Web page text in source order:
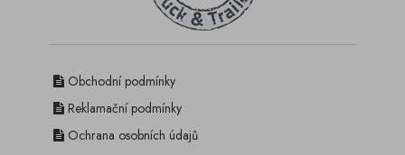
Obchodní podmínky
Reklamační podmínky
Ochrana osobních údajů